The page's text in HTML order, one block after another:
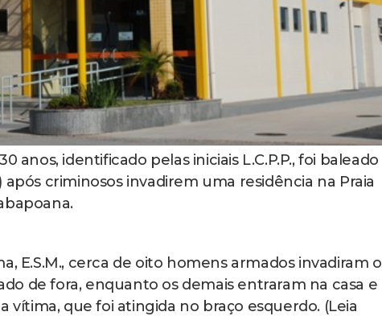
anos, identificado pelas iniciais L.C.P.P., foi baleado
criminosos invadirem uma residência na Praia
E.S.M., cerca de oito homens armados invadiram o
de fora, enquanto os demais entraram na casa e
vítima, que foi atingida no braço esquerdo. (Leia